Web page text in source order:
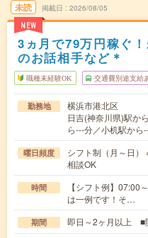
未読
NEW
掲載日 2026/08/05
3ヵ月で79万円稼ぐ
のお話相手など＊
職種未経験OK 交通費別途支給
勤務地
横浜市港北区
日吉(神奈川県)駅か
ら---分／小机駅か
曜日頻度
シフト制（月～日）
相談OK
時間
【シフト例】07:00
は一例です！そ…
期間 即日～2ヶ月以上 ■